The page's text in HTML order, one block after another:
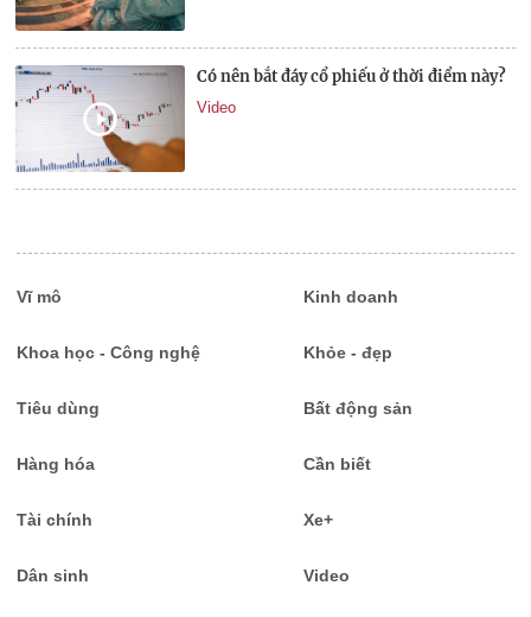
Có nên bắt đáy cổ phiếu ở thời điểm này?
Video
Vĩ mô Kinh doanh
Khoa học - Công nghệ Khỏe - đẹp
Tiêu dùng Bất động sản
Hàng hóa Cần biết
Tài chính Xe+
Dân sinh Video